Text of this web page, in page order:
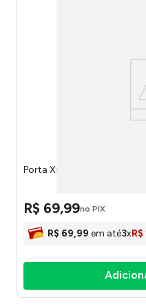
Porta Xícaras Aço Black
R$ 69,99no PIX
R$ 69,99 em até3xR$